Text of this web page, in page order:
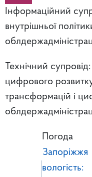
Інформаційний
внутрішньої
Технічний
цифрового
трансформацій і
Погода
Запоріжжя
вологість: